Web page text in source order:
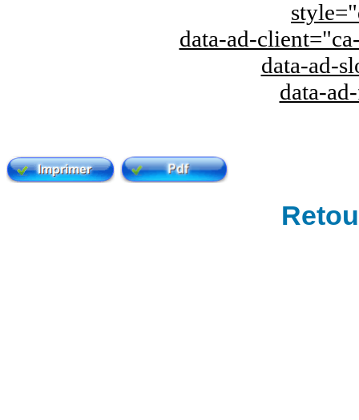
data-ad-
data-ad-
data-